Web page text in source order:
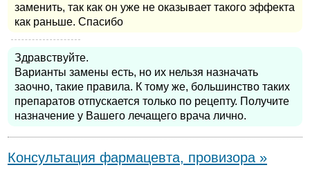
заменить, так как он уже не оказывает такого эффекта
как раньше. Спасибо
Здравствуйте.
Варианты замены есть, но их нельзя назначать
заочно, такие правила. К тому же, большинство таких
препаратов отпускается только по рецепту. Получите
назначение у Вашего лечащего врача лично.
Консультация фармацевта, провизора »